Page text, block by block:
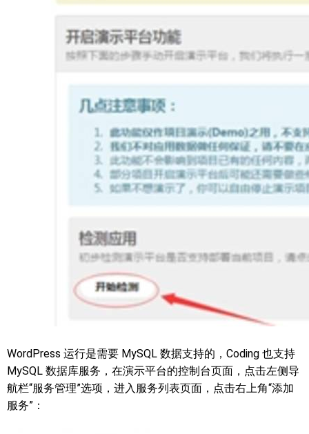
WordPress 运行是需要 MySQL 数据支持的，Coding 也支持
MySQL 数据库服务，在演示平台的控制台页面，点击左侧导
航栏“服务管理”选项，进入服务列表页面，点击右上角“添加
服务”：